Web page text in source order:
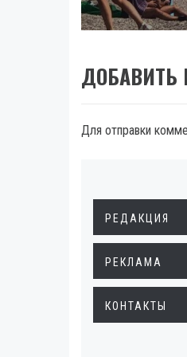
ДОБАВИТЬ
Для отправки
РЕДАКЦИЯ
РЕКЛАМА
КОНТАКТЫ